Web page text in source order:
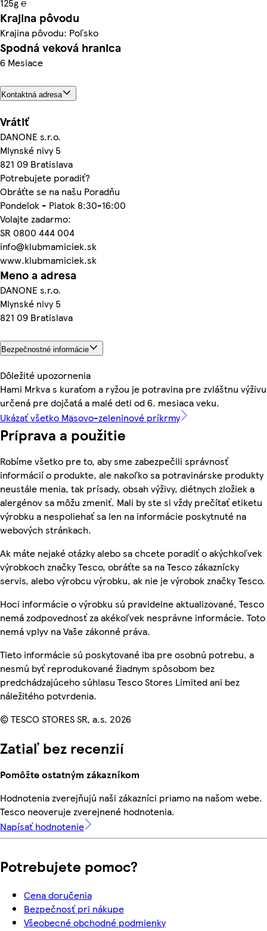
125g ℮
Krajina pôvodu
Krajina pôvodu: Poľsko
Spodná veková hranica
6 Mesiace
Kontaktná adresa
Vrátiť
DANONE s.r.o.
Mlynské nivy 5
821 09 Bratislava
Potrebujete poradiť?
Obráťte se na našu Poradňu
Pondelok - Piatok 8:30-16:00
Volajte zadarmo:
SR 0800 444 004
info@klubmamiciek.sk
www.klubmamiciek.sk
Meno a adresa
DANONE s.r.o.
Mlynské nivy 5
821 09 Bratislava
Bezpečnostné informácie
Dôležité upozornenia
Hami Mrkva s kuraťom a ryžou je potravina pre zvláštnu výživu
určená pre dojčatá a malé deti od 6. mesiaca veku.
Ukázať všetko Mäsovo-zeleninové príkrmy
Príprava a použitie
Robíme všetko pre to, aby sme zabezpečili správnosť
informácií o produkte, ale nakoľko sa potravinárske produkty
neustále menia, tak prísady, obsah výživy, diétnych zložiek a
alergénov sa môžu zmeniť. Mali by ste si vždy prečítať etiketu
výrobku a nespoliehať sa len na informácie poskytnuté na
webových stránkach.
Ak máte nejaké otázky alebo sa chcete poradiť o akýchkoľvek
výrobkoch značky Tesco, obráťte sa na Tesco zákaznícky
servis, alebo výrobcu výrobku, ak nie je výrobok značky Tesco.
Hoci informácie o výrobku sú pravidelne aktualizované, Tesco
nemá zodpovednosť za akékoľvek nesprávne informácie. Toto
nemá vplyv na Vaše zákonné práva.
Tieto informácie sú poskytované iba pre osobnú potrebu, a
nesmú byť reprodukované žiadnym spôsobom bez
predchádzajúceho súhlasu Tesco Stores Limited ani bez
náležitého potvrdenia.
© TESCO STORES SR, a.s. 2026
Zatiaľ bez recenzií
Pomôžte ostatným zákazníkom
Hodnotenia zverejňujú naši zákazníci priamo na našom webe.
Tesco neoveruje zverejnené hodnotenia.
Napísať hodnotenie
Potrebujete pomoc?
Cena doručenia
Bezpečnosť pri nákupe
Všeobecné obchodné podmienky